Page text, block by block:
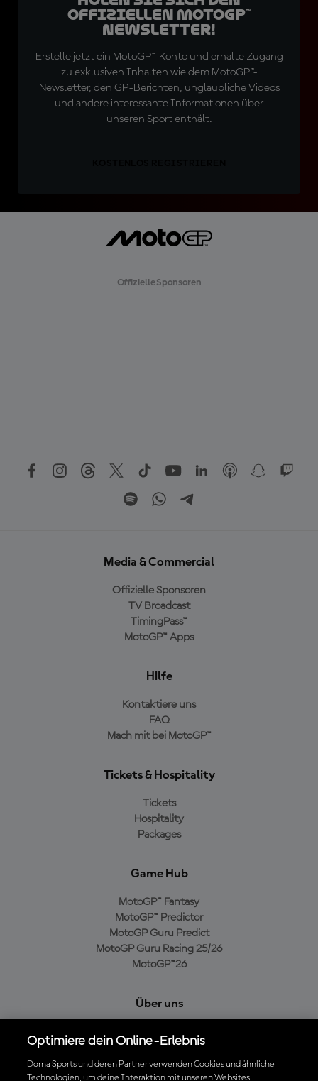
offiziellen MotoGP™
Newsletter!
Erstelle jetzt ein MotoGP™-Konto und erhalte Zugang
zu exklusiven Inhalten wie dem MotoGP™-
Newsletter, den GP-Berichten, unglaubliche Videos
und andere interessante Informationen über
unseren Sport enthält.
Offizielle Sponsoren
Media & Commercial
Offizielle Sponsoren
TV Broadcast
TimingPass™
MotoGP™ Apps
Hilfe
Kontaktiere uns
FAQ
Mach mit bei MotoGP™
Tickets & Hospitality
Tickets
Hospitality
Packages
Game Hub
MotoGP™ Fantasy
MotoGP™ Predictor
MotoGP Guru Predict
MotoGP Guru Racing 25/26
MotoGP™26
Über uns
Cookie-Richtlinien
Geschäftsbedingungen
Optimiere dein Online-Erlebnis
Dorna Sports und deren Partner verwenden Cookies und ähnliche
Technologien, um deine Interaktion mit unseren Websites,